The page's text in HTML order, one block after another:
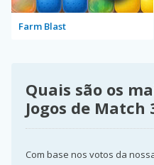
Farm Blast
Quais são os
Jogos de Match
Com base nos votos da